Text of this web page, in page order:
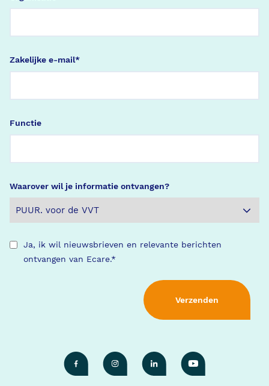
Zakelijke e-mail*
Functie
Waarover wil je informatie ontvangen?
Ja, ik wil nieuwsbrieven en relevante berichten
ontvangen van Ecare.*